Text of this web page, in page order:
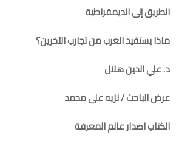
الطريق إلى الديمقراطية
ماذا يستفيد العرب من تجارب الآخرين؟
د. علي الدين هلال
عرض الباحث / نزيه على محمد
الكتاب اصدار عالم المعرفة